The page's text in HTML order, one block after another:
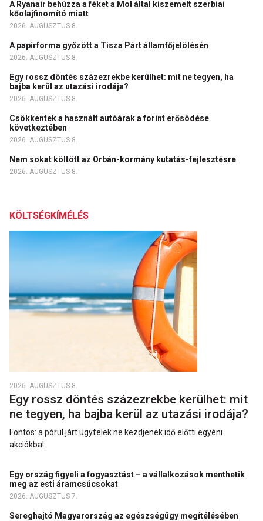
A Ryanair behúzza a féket a Mol által kiszemelt szerbiai
kőolajfinomító miatt
2026. AUGUSZTUS 8.
A papírforma győzött a Tisza Párt államfőjelölésén
2026. AUGUSZTUS 8.
Egy rossz döntés százezrekbe kerülhet: mit ne tegyen, ha
bajba kerül az utazási irodája?
2026. AUGUSZTUS 8.
Csökkentek a használt autóárak a forint erősödése
következtében
2026. AUGUSZTUS 8.
Nem sokat költött az Orbán-kormány kutatás-fejlesztésre
2026. AUGUSZTUS 8.
KÖLTSÉGKÍMÉLÉS
2026. AUGUSZTUS 8.
Egy rossz döntés százezrekbe kerülhet: mit
ne tegyen, ha bajba kerül az utazási irodája?
Fontos: a pórul járt ügyfelek ne kezdjenek idő előtti egyéni
akciókba!
Egy ország figyeli a fogyasztást – a vállalkozások menthetik
meg az esti áramcsúcsokat
2026. AUGUSZTUS 7.
Sereghajtó Magyarország az egészségügy megítélésében